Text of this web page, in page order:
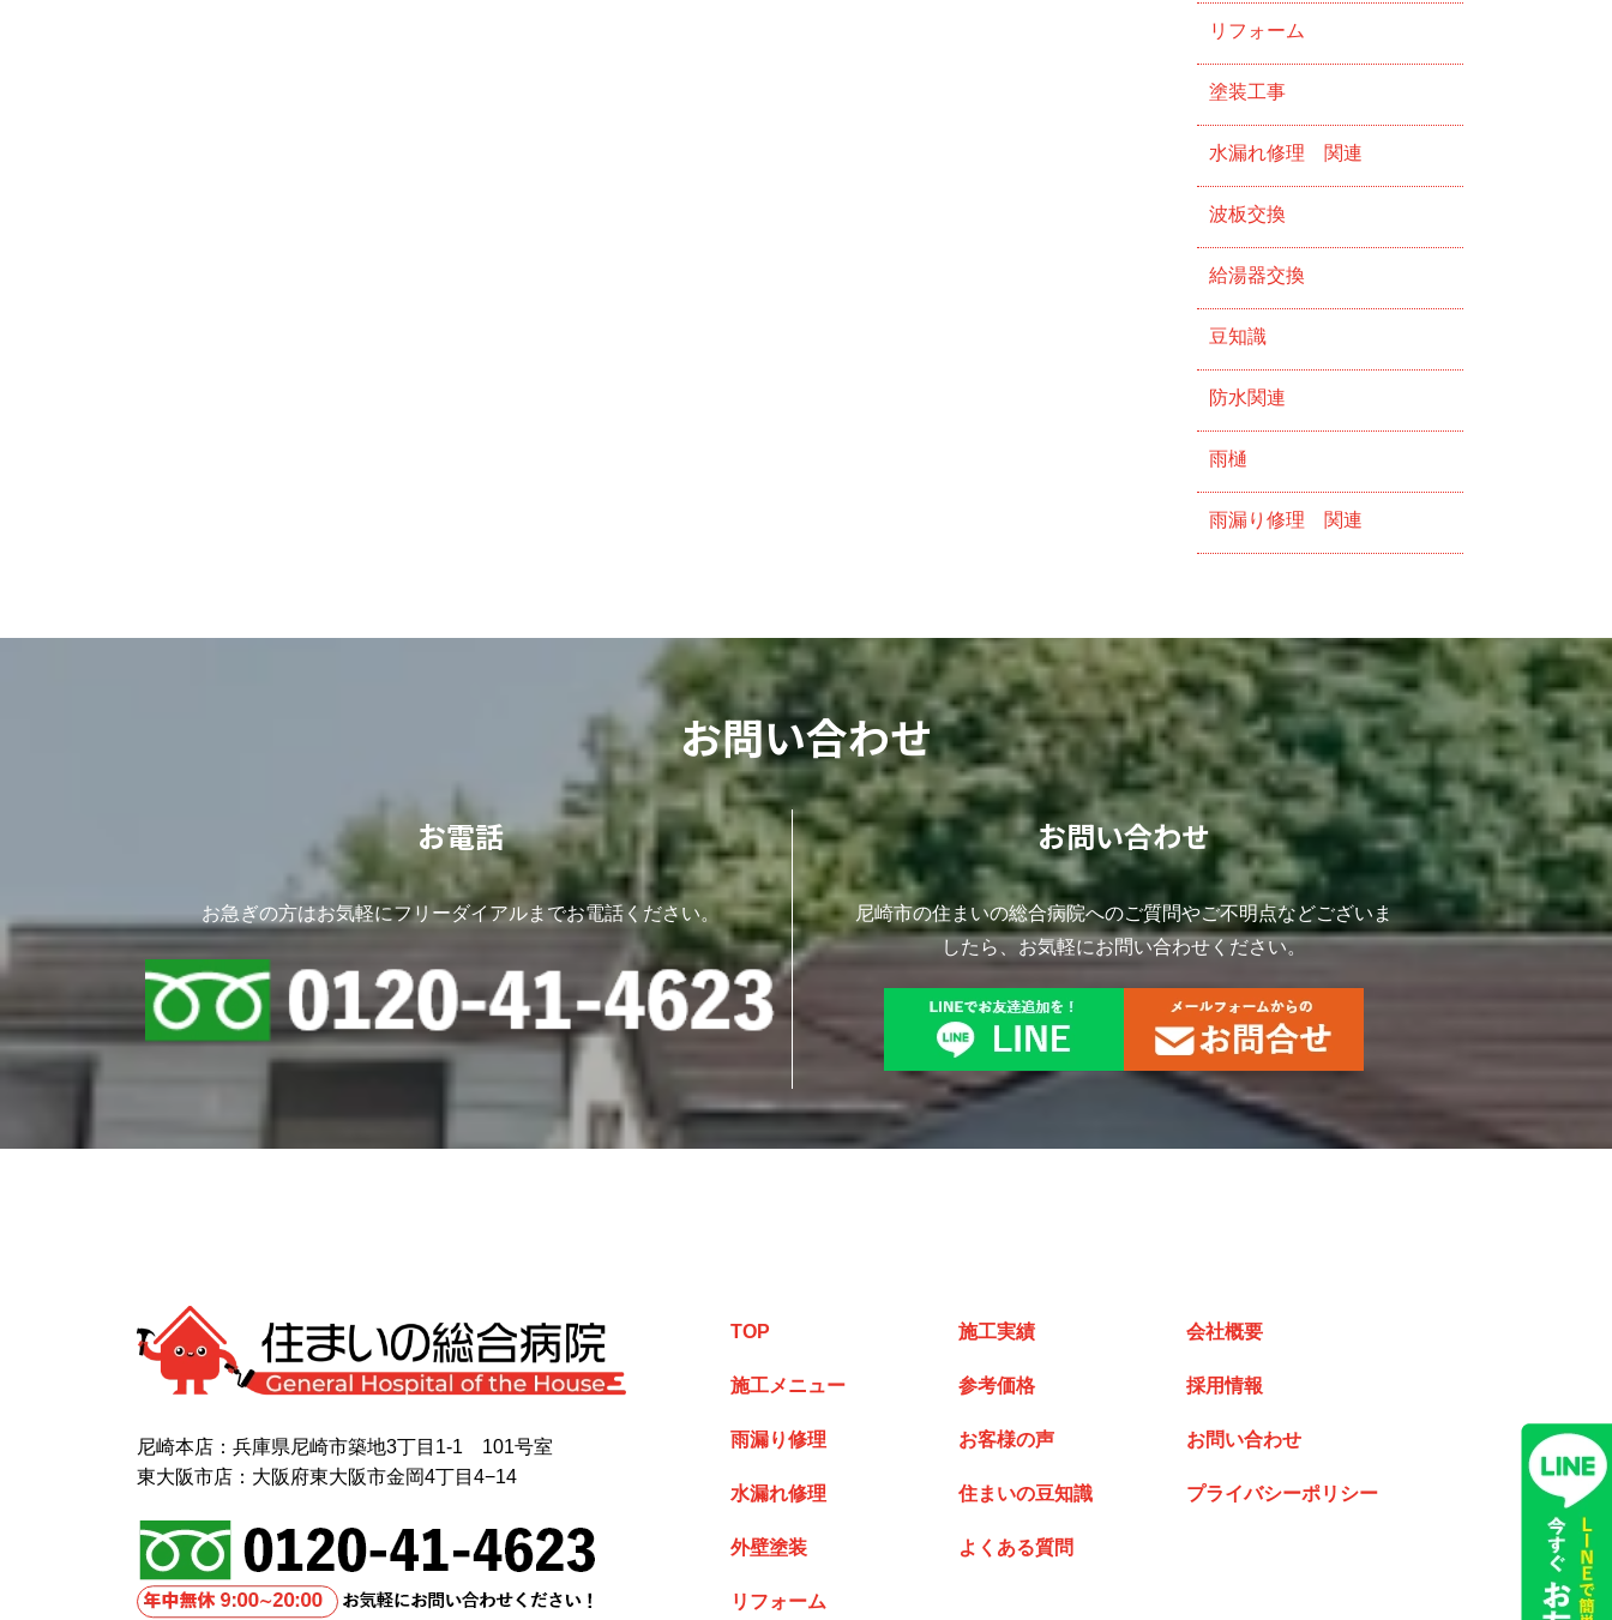
リフォーム
塗装工事
水漏れ修理 関連
波板交換
給湯器交換
豆知識
防水関連
雨樋
雨漏り修理 関連
お問い合わせ
お電話
お急ぎの方はお気軽にフリーダイアルまでお電話ください。
お問い合わせ
尼崎市の住まいの総合病院へのご質問やご不明点などございま
したら、お気軽にお問い合わせください。
尼崎本店：兵庫県尼崎市築地3丁目1-1 101号室
東大阪市店：大阪府東大阪市金岡4丁目4−14
TOP
施工メニュー
雨漏り修理
水漏れ修理
外壁塗装
リフォーム
施工実績
参考価格
お客様の声
住まいの豆知識
よくある質問
会社概要
採用情報
お問い合わせ
プライバシーポリシー